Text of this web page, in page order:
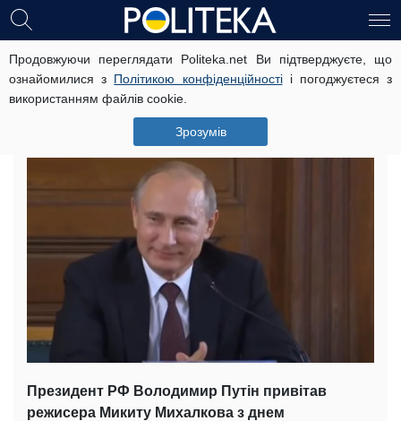
Продовжуючи переглядати Politeka.net Ви підтверджуєте, що
ознайомилися з Політикою конфіденційностіі погоджуєтеся з
використанням файлів cookie.
Зрозумів
"До Хрущова додзвонився":
захмелілий Путін вийшов у прямий
ефір і здивував росіян
Президент РФ Володимир Путін привітав
режисера Микиту Михалкова з днем